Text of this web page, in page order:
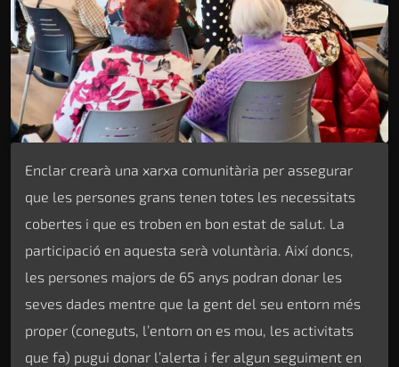
Enclar crearà una xarxa comunitària per assegurar
que les persones grans tenen totes les necessitats
cobertes i que es troben en bon estat de salut. La
participació en aquesta serà voluntària. Així doncs,
les persones majors de 65 anys podran donar les
seves dades mentre que la gent del seu entorn més
proper (coneguts, l’entorn on es mou, les activitats
que fa) pugui donar l’alerta i fer algun seguiment en